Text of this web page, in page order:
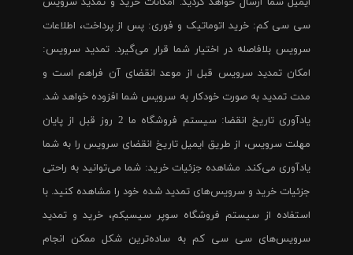
سی سی کم: خرید اتوماتیک و فوری: پس از پرداخت، اطلاعات
سرویس بلافاصله در اختیار شما قرار می‌گیرد. تمدید سرویس:
امکان تمدید سرویس قبل از موعد انقضای آن فراهم است و
مدت تمدید به صورت خودکار به سرویس شما افزوده خواهد شد.
یادآوری تاریخ انقضا: سیستم فروشگاه ما 2 روز قبل از پایان
مهلت سرویس، از طریق ایمیل تاریخ انقضای سرویس را به شما
یادآوری می‌کند. مشاهده جزئیات خرید: شما می‌توانید به راحتی
جزئیات خرید و سرویس‌های تمدید شده خود را مشاهده کنید. با
استفاده از سیستم فروشگاه سوپر سیسیکم، خرید و تمدید
سرویس‌های سی سی کم به ساده‌ترین شکل ممکن انجام